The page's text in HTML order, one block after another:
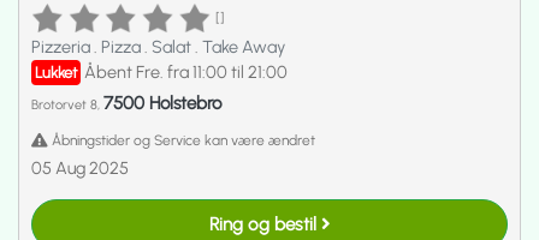
[]
Pizzeria. Pizza. Salat. Take Away
Lukket Åbent Fre. fra 11:00 til 21:00
Brotorvet 8, 7500 Holstebro
Åbningstider og Service kan være ændret
05 Aug 2025
Ring og bestil